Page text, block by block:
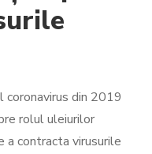
coronavirus din 2019
rolul uleiurilor
a contracta virusurile